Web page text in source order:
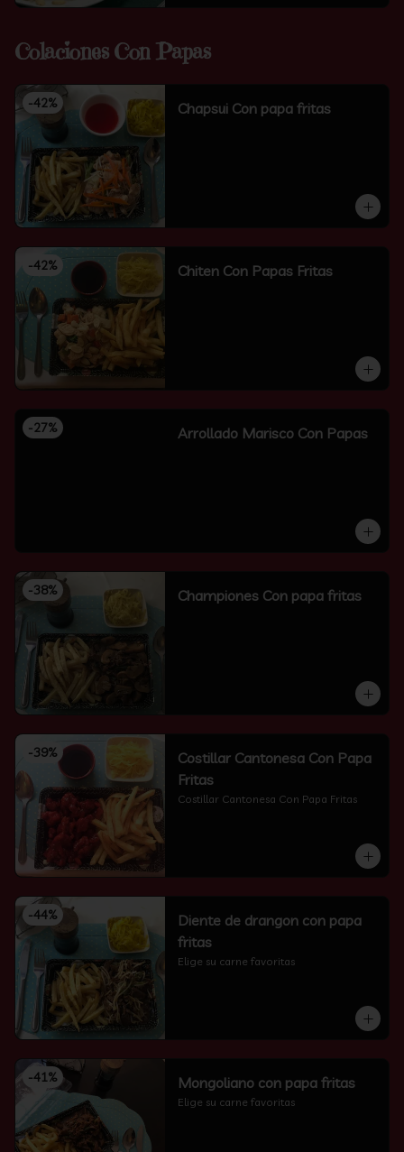
Colaciones Con Papas
-42% Chapsui Con papa fritas
-42% Chiten Con Papas Fritas
-27% Arrollado Marisco Con Papas
-38% Championes Con papa fritas
-39%
Costillar Cantonesa Con Papa
Fritas
Costillar Cantonesa Con Papa Fritas
-44%
Diente de drangon con papa
fritas
Elige su carne favoritas
-41% Mongoliano con papa fritas
Elige su carne favoritas